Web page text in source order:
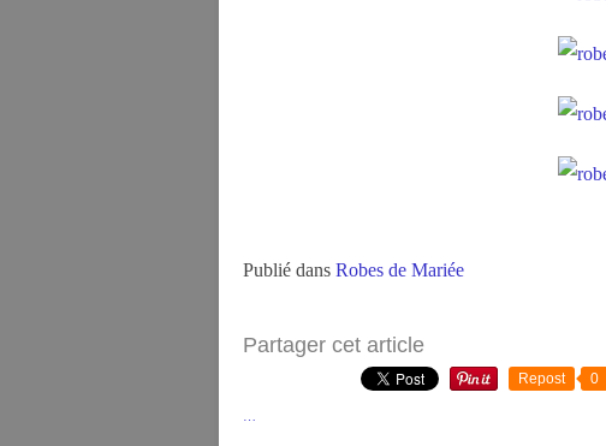
Publié dans Robes de Mariée
Partager cet article
Repost 0